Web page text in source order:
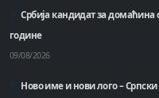
Србија кандидат за домаћинa
године
09/08/2026
Ново име и нови лого –